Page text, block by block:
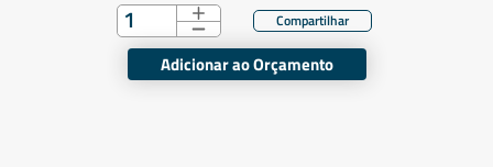
Adicionar ao Orçamento